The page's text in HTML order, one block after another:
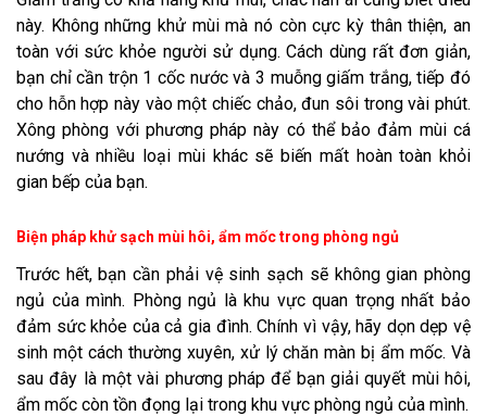
này. Không những khử mùi mà nó còn cực kỳ thân thiện, an
toàn với sức khỏe người sử dụng. Cách dùng rất đơn giản,
bạn chỉ cần trộn 1 cốc nước và 3 muỗng giấm trắng, tiếp đó
cho hỗn hợp này vào một chiếc chảo, đun sôi trong vài phút.
Xông phòng với phương pháp này có thể bảo đảm mùi cá
nướng và nhiều loại mùi khác sẽ biến mất hoàn toàn khỏi
gian bếp của bạn.
Biện pháp khử sạch mùi hôi, ẩm mốc trong phòng ngủ
Trước hết, bạn cần phải vệ sinh sạch sẽ không gian phòng
ngủ của mình. Phòng ngủ là khu vực quan trọng nhất bảo
đảm sức khỏe của cả gia đình. Chính vì vậy, hãy dọn dẹp vệ
sinh một cách thường xuyên, xử lý chăn màn bị ẩm mốc. Và
sau đây là một vài phương pháp để bạn giải quyết mùi hôi,
ẩm mốc còn tồn đọng lại trong khu vực phòng ngủ của mình.